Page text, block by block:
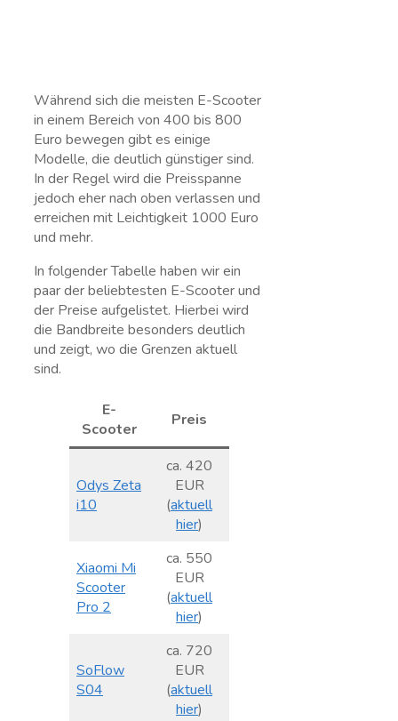
Während sich die meisten E-Scooter
in einem Bereich von 400 bis 800
Euro bewegen gibt es einige
Modelle, die deutlich günstiger sind.
In der Regel wird die Preisspanne
jedoch eher nach oben verlassen und
erreichen mit Leichtigkeit 1000 Euro
und mehr.
In folgender Tabelle haben wir ein
paar der beliebtesten E-Scooter und
der Preise aufgelistet. Hierbei wird
die Bandbreite besonders deutlich
und zeigt, wo die Grenzen aktuell
sind.
E-
Scooter
Preis
Odys Zeta
i10
ca. 420
EUR
(aktuell
hier)
Xiaomi Mi
Scooter
Pro 2
ca. 550
EUR
(aktuell
hier)
SoFlow
S04
ca. 720
EUR
(aktuell
hier)